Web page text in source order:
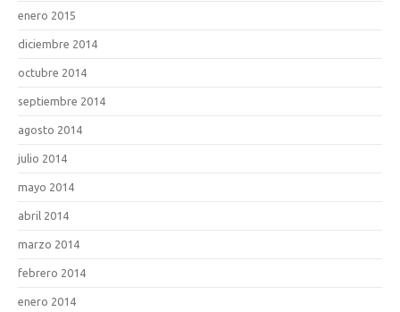
enero 2015
diciembre 2014
octubre 2014
septiembre 2014
agosto 2014
julio 2014
mayo 2014
abril 2014
marzo 2014
febrero 2014
enero 2014